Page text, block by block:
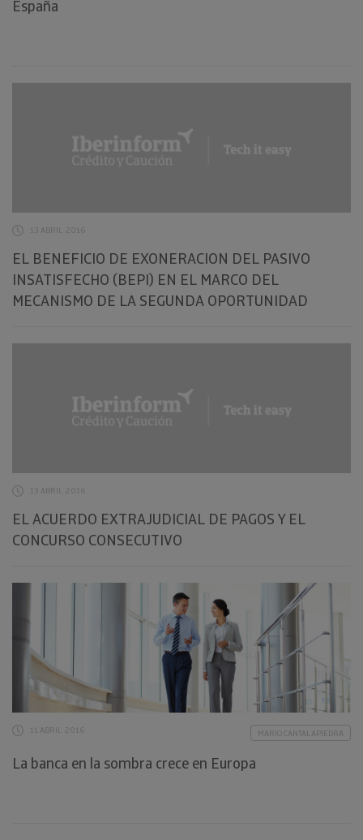
España
13 ABRIL 2016
EL BENEFICIO DE EXONERACION DEL PASIVO
INSATISFECHO (BEPI) EN EL MARCO DEL
MECANISMO DE LA SEGUNDA OPORTUNIDAD
13 ABRIL 2016
EL ACUERDO EXTRAJUDICIAL DE PAGOS Y EL
CONCURSO CONSECUTIVO
11 ABRIL 2016 MARIO CANTALAPIEDRA
La banca en la sombra crece en Europa